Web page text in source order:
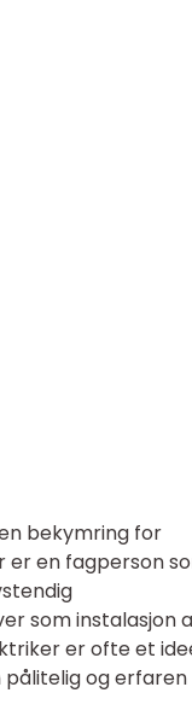
bekymring for
er en fagperson
som instalasjon
er ofte et
og erfaren